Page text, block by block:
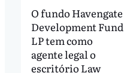
O fundo Havengate
Development Fund
LP tem como
agente legal o
escritório Law